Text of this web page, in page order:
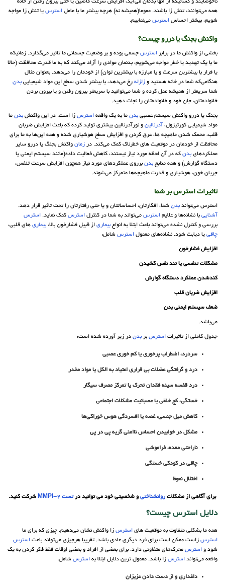
ناخوشایند و کسانیکه از آنها بدمان می‌آید، افزایش سرعت ماشین یا حتی بیرون رفتن از خانه
همه می‌توانند، تنش زا باشند. عموما(همیشه نه) هرچه بیشتر ما با عامل استرس یا تنش زا مواجه
شویم، بیشتر احساس استرس می‌نماییم.
واکنش بجنگ یا دررو چیست؟
بخشی از واکنش ما در برابر استرس جسمی بوده و بر وضعیت جسمانی ما تاثیر می‌گذارد. زمانیکه
ما با یک تهدید یا خطر مواجه می‌شویم، بدنمان موادی را آزاد می‌کند که به ما قدرت محافظت (حالا
یا فرار با بیشترین سرعت و یا مبارزه با بیشترین توان) از خودمان را می‌دهد. بعنوان مثال
هنگامی‌که شما در خانه هستید و زلزله رخ می‌دهد، با بیشتر شدن سطح این مواد شیمیایی بدن
شما سریعتر از همیشه عمل کرده و شما می‌توانید با سریعتر بیرون رفتن و یا بیرون بردن
خانواده‌تان، جان خود و خانواده‌تان را نجات دهید.
بجنگ یا دررو واکنش سیستم عصبی بدن ما به یک واقعه استرس زا است. در این واکنش بدن ما
مواد شیمیایی کورتیزول، آدرنالین و نورآدرنالین بیشتری تولید کرده که باعث افزایش ضربان
قلب، محمک شدن ماهیچه ها، عرق کردن و افزایش سطح هوشیاری شده و همه این‌ها به ما برای
محافظت از خودمان در موقعیت های خطرناک کمک می‌کند. در زمان واکنش بجنگ یا دررو سایر
عملکرد‌های بدن که در آن لحظه مورد نیاز نیستند، کاهش فعالیت داده(مانند سیستم ایمنی یا
دستگاه گوارش) و همه منابع بدن برروی عملکردهای مورد نیاز همچون افزایش سرعت تنفس،
جریان خون، هوشیاری و قدرت ماهیچه‌ها متمرکز می‌شوند.
تاثیرات استرسبر شما
استرس می‌تواند بدن شما، افکارتان، احساساتتان و یا حتی رفتارتان را تحت تاثیر قرار دهد.
آشنایی با نشانه‌ها و علایم استرس می‌تواند به شما در کنترل استرس کمک نماید. استرس
بررسی و کنترل نشده می‌تواند باعث ابتلا به انواع بیماری از قبیل فشارخون بالا، بیماری های قلبی،
چاقی یا دیابت شود. نشانه‌های معمول استرس شامل:
افزایش فشارخون
مشکلات تنفسی یا تند نفس کشیدن
کندشدن عملکرد دستگاه گوارش
افزایش ضربان قلب
ضعف سیستم ایمنی بدن
می‌باشد.
جدول کاملی از تاثیرات استرس بر بدن در زیر آورده شده است:
سردرد، اضطرابپرخوری یا کم خوری عصبی
درد و گرفتگی عضلاتبی قراری اعتیادبه الکل یا مواد مخدر
درد قفسه سینه فقدان تحرک یاتمرکز مصرف سیگار
خستگی،کج خلقی یاعصبانیت مشکلات اجتماعی
کاهش میل جنسی، غصه یا افسردگی هوسخوراکی‌ها
مشکل در خوابیدن احساس ناامنی گریه پی در پی
ناراحتی معده، فراموشی
چاقی در کودکی خستگی
اختلال نعوظ
برای آگاهی از مشکلات روانشناختی و شخصیتی خود می توانید در تست MMPI-2 شرکت کنید.
دلایل استرس چیست؟
همه ما بشکلی متفاوت به موقعیت های استرس زا واکنش نشان می‌دهیم. چیزی که برای ما
استرس زاست ممکن است برای فرد دیگری عادی باشد. تقریبا هرچیزی می‌تواند باعث استرس
شود و استرس محرک‌های متفاوتی دارد. برای بعضی از افراد و بعضی اوقات فقط فکر کردن به یک
واقعه می‌تواند استرس زا باشد. معمول ترین دلایل ابتلا به استرس شامل:
داغداری و از دست دادنعزیزان